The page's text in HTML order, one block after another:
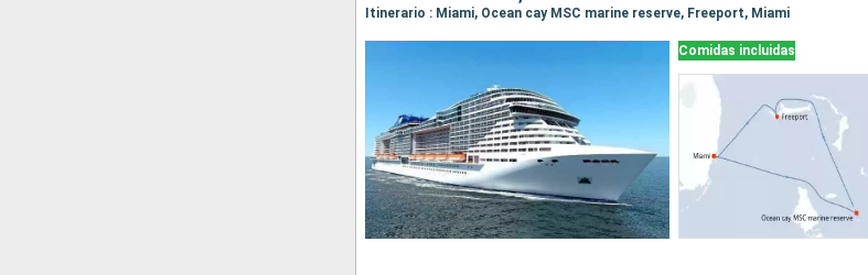
Itinerario : Miami, Ocean cay MSC marine reserve, Freeport, Miami
Comidas incluidas